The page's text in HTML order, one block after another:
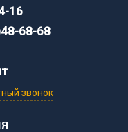
давления
16
68-68
звонок